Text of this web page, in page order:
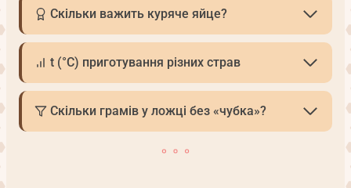
Скільки важить куряче яйце?
t (°С) приготування різних страв
Скільки грамів у ложці без «чубка»?